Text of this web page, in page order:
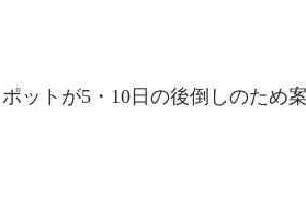
ットが5・10日の後倒しのため案